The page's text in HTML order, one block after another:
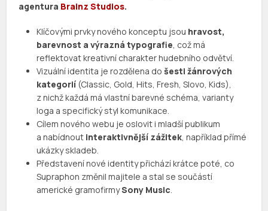
agentura Brainz Studios.
Klíčovými prvky nového konceptu jsou hravost,
barevnost a výrazná typografie, což má
reflektovat kreativní charakter hudebního odvětví.
Vizuální identita je rozdělena došesti žánrových
kategorií (Classic, Gold, Hits, Fresh, Slovo, Kids),
z nichž každá má vlastní barevné schéma, varianty
loga a specifický styl komunikace.
Cílem nového webu je oslovit i mladší publikum
a nabídnout interaktivnější zážitek, například přímé
ukázky skladeb.
Představení nové identity přichází krátce poté, co
Supraphon změnil majitele a stal se součástí
americké gramofirmySony Music.